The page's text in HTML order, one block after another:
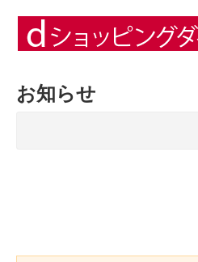
お知らせ